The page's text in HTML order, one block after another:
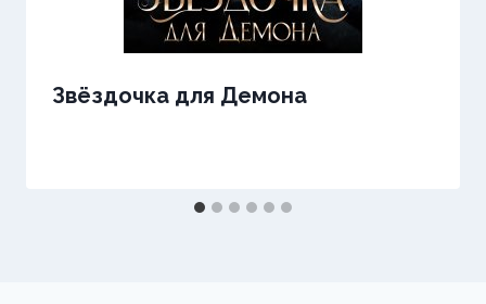
Звёздочка для Демона